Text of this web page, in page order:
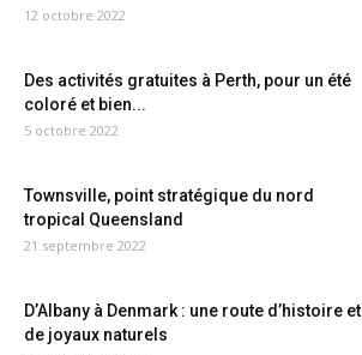
12 octobre 2022
Des activités gratuites à Perth, pour un été
coloré et bien...
5 octobre 2022
Townsville, point stratégique du nord
tropical Queensland
21 septembre 2022
D’Albany à Denmark : une route d’histoire et
de joyaux naturels